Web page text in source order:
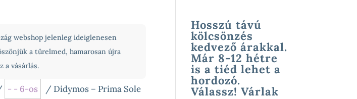
webshop jelenleg ideiglenesen
a türelmed, hamarosan újra
a vásárlás.
- - 6-os
/ Didymos – Prima Sole
Hosszú távú
kölcsönzés
kedvező árakkal.
Már 8-12 hétre
is a tiéd lehet a
hordozó.
Válassz! Várlak